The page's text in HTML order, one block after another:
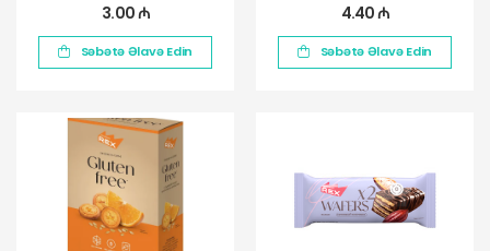
3.00 ₼
Səbətə Əlavə Edin
4.40 ₼
Səbətə Əlavə Edin